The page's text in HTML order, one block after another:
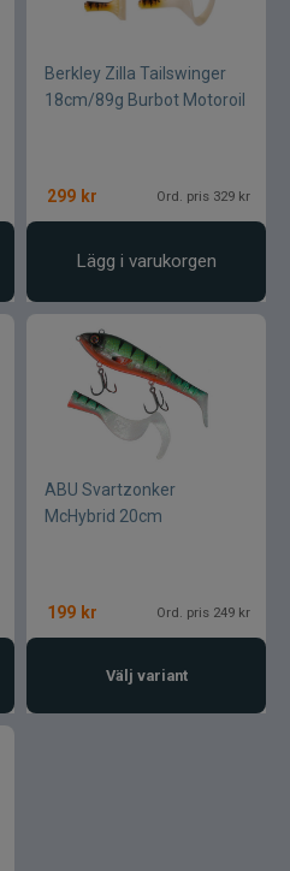
Berkley Zilla Tailswinger
18cm/89g Burbot Motoroil
299 kr Ord. pris 329 kr
Lägg i varukorgen
ABU Svartzonker
McHybrid 20cm
199 kr Ord. pris 249 kr
Välj variant